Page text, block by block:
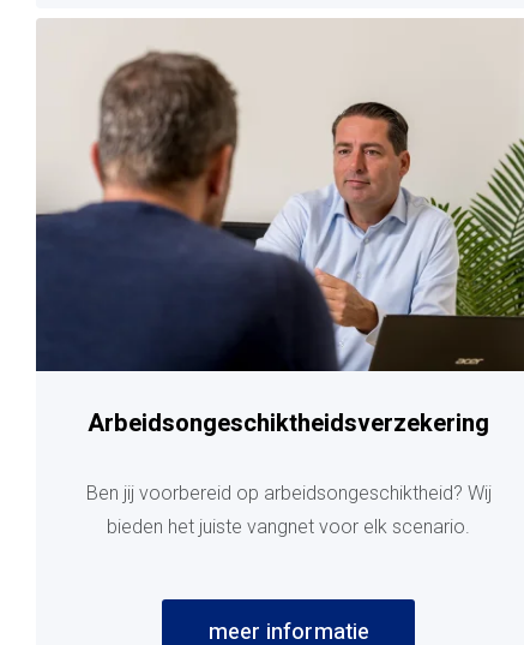
Arbeidsongeschiktheidsverzekering
Ben jij voorbereid op arbeidsongeschiktheid? Wij
bieden het juiste vangnet voor elk scenario.
meer informatie